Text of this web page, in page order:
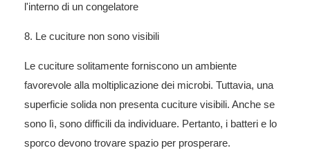
l'interno di un congelatore
8. Le cuciture non sono visibili
Le cuciture solitamente forniscono un ambiente
favorevole alla moltiplicazione dei microbi. Tuttavia, una
superficie solida non presenta cuciture visibili. Anche se
sono lì, sono difficili da individuare. Pertanto, i batteri e lo
sporco devono trovare spazio per prosperare.